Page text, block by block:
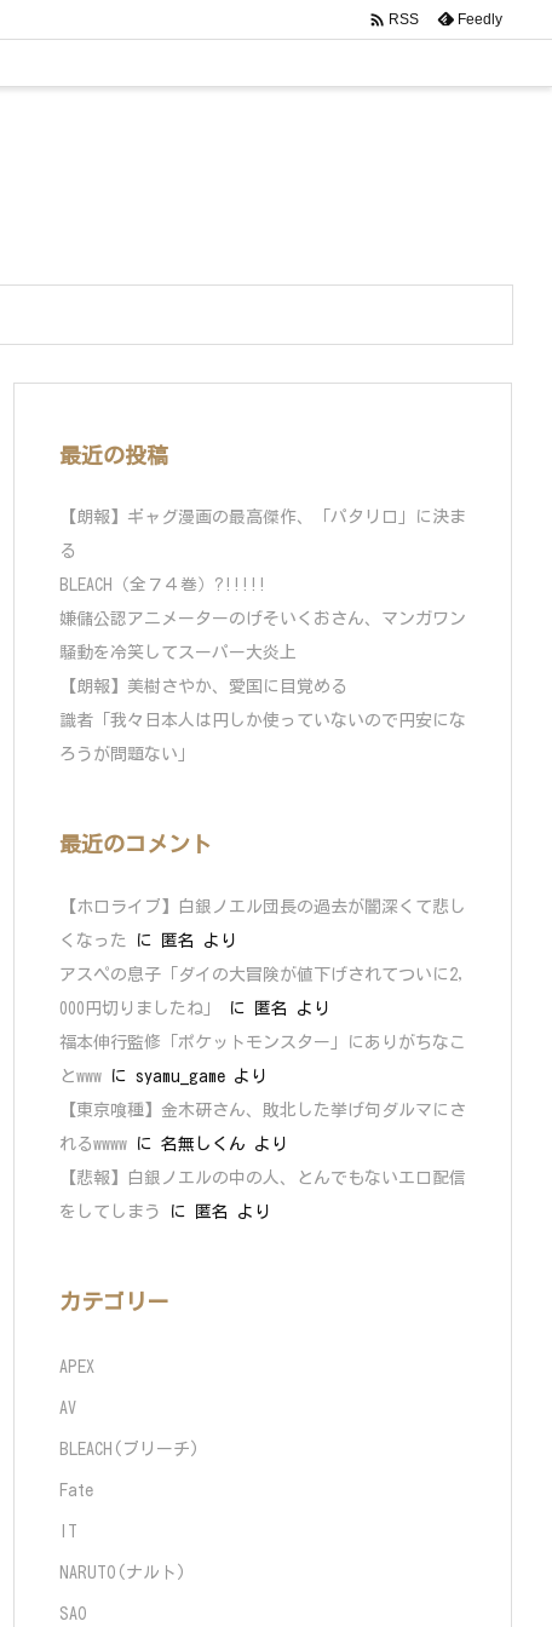
 RSS Feedly
最近の投稿
【朗報】ギャグ漫画の最高傑作、「パタリロ」に決ま
る
BLEACH（全７４巻）?!!!!!
嫌儲公認アニメーターのげそいくおさん、マンガワン
騒動を冷笑してスーパー大炎上
【朗報】美樹さやか、愛国に目覚める
識者「我々日本人は円しか使っていないので円安にな
ろうが問題ない」
最近のコメント
【ホロライブ】白銀ノエル団長の過去が闇深くて悲し
くなった
に 匿名
より
アスペの息子「ダイの大冒険が値下げされてついに2,
000円切りましたね」
に 匿名
より
福本伸行監修「ポケットモンスター」にありがちなこ
とwww に syamu_game より
【東京喰種】金木研さん、敗北した挙げ句ダルマにさ
れるwwww に 名無しくん より
【悲報】白銀ノエルの中の人、とんでもないエロ配信
をしてしまう
に 匿名 より
カテゴリー
APEX
AV
BLEACH(ブリーチ)
Fate
NARUTO(ナルト)
SAO